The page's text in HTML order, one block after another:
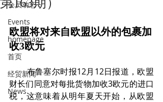
会员动态
Events
homepage
首页
经贸新闻
News
欧盟将对来自欧盟以外的包裹加
收3欧元
        布鲁塞尔时报12月12日报道，欧盟
财长们同意对每批货物加收3欧元的进口
税，这意味着从明年夏天开始，从欧盟